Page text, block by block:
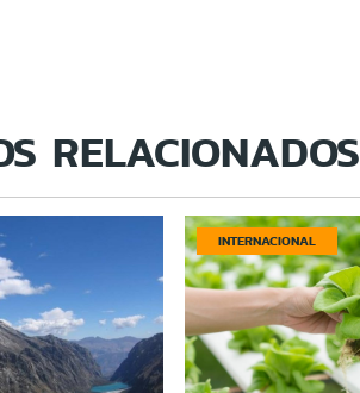
RELACIONADOS
INTERNACIONAL